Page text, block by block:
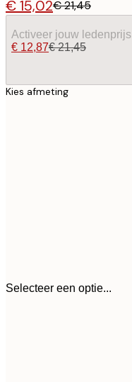
€ 15,02€ 21,45
Activeer jouw ledenprijs
€ 12,87€ 21,45
Kies afmeting
Selecteer een optie...